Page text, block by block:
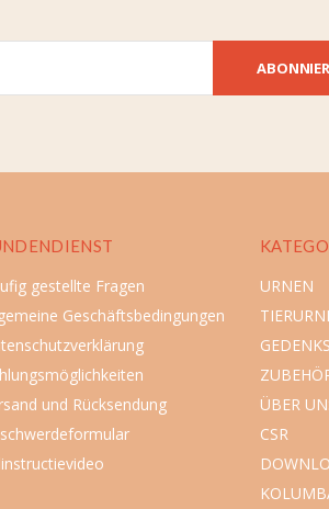
gestellte Fragen
Geschäftsbedingungen
und Rücksendung
URNEN
ÜBER
CSR